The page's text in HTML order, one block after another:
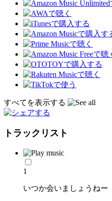
すべてを表示する
トラックリスト
1
いつか会いましょうねー